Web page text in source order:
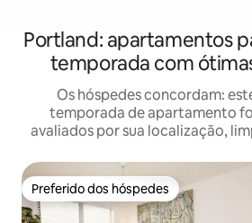
Portland: apartamentos
temporada com
Os hóspedes concordam:
temporada de apartamento
avaliados por sua localização,
Preferido dos hóspedes
Preferido dos hóspedes